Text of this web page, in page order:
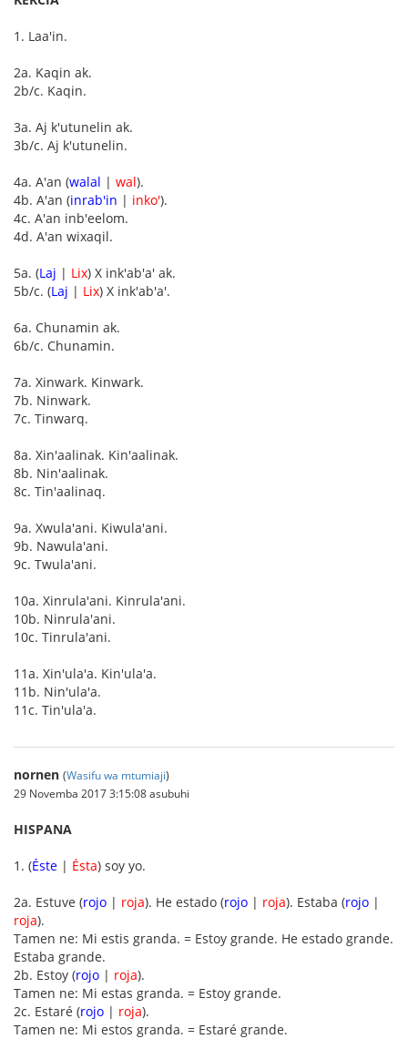
1. Laa'in.
2a. Kaqin ak.
2b/c. Kaqin.
3a. Aj k'utunelin ak.
3b/c. Aj k'utunelin.
4a. A'an (walal | wal).
4b. A'an (inrab'in | inko').
4c. A'an inb'eelom.
4d. A'an wixaqil.
5a. (Laj | Lix) X ink'ab'a' ak.
5b/c. (Laj | Lix) X ink'ab'a'.
6a. Chunamin ak.
6b/c. Chunamin.
7a. Xinwark. Kinwark.
7b. Ninwark.
7c. Tinwarq.
8a. Xin'aalinak. Kin'aalinak.
8b. Nin'aalinak.
8c. Tin'aalinaq.
9a. Xwula'ani. Kiwula'ani.
9b. Nawula'ani.
9c. Twula'ani.
10a. Xinrula'ani. Kinrula'ani.
10b. Ninrula'ani.
10c. Tinrula'ani.
11a. Xin'ula'a. Kin'ula'a.
11b. Nin'ula'a.
11c. Tin'ula'a.
nornen (Wasifu wa mtumiaji)
29 Novemba 2017 3:15:08 asubuhi
HISPANA
1. (Éste | Ésta) soy yo.
2a. Estuve (rojo | roja). He estado (rojo | roja). Estaba (rojo |
roja).
Tamen ne: Mi estis granda. = Estoy grande. He estado grande.
Estaba grande.
2b. Estoy (rojo | roja).
Tamen ne: Mi estas granda. = Estoy grande.
2c. Estaré (rojo | roja).
Tamen ne: Mi estos granda. = Estaré grande.